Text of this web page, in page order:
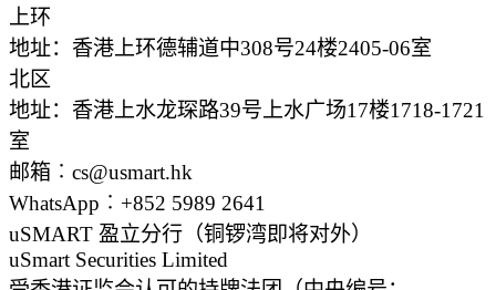
上环
地址：香港上环德辅道中308号24楼2405-06室
北区
地址：香港上水龙琛路39号上水广场17楼1718-1721
室
邮箱︰cs@usmart.hk
WhatsApp︰+852 5989 2641
uSMART 盈立分行 （铜锣湾即将对外）
uSmart Securities Limited